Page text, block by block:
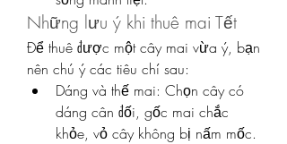
Những lưu ý khi thuê mai Tết
Để thuê được một cây mai vừa ý, bạn
nên chú ý các tiêu chí sau:
Dáng và thế mai: Chọn cây có
dáng cân đối, gốc mai chắc
khỏe, vỏ cây không bị nấm mốc.